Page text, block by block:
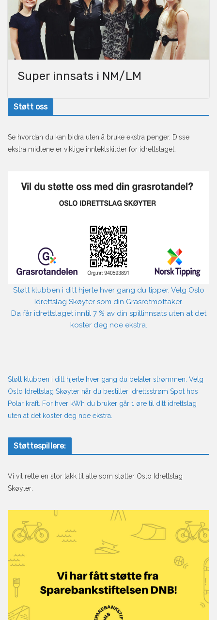
Super innsats i NM/LM
Støtt oss
Se hvordan du kan bidra uten å bruke ekstra penger. Disse
ekstra midlene er viktige inntektskilder for idrettslaget:
Støtt klubben i ditt hjerte hver gang du tipper. Velg Oslo
Idrettslag Skøyter som din Grasrotmottaker.
Da får idrettslaget inntil 7 % av din spillinnsats uten at det
koster deg noe ekstra.
Støtt klubben i ditt hjerte hver gang du betaler strømmen. Velg
Oslo Idrettslag Skøyter når du bestiller Idrettsstrøm Spot hos
Polar kraft. For hver kWh du bruker går 1 øre til ditt idrettslag
uten at det koster deg noe ekstra.
Støttespillere:
Vi vil rette en stor takk til alle som støtter Oslo Idrettslag
Skøyter: